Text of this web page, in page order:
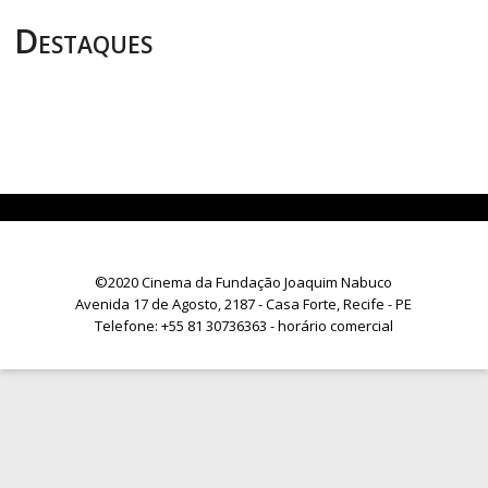
Destaques
©2020 Cinema da Fundação Joaquim Nabuco
Avenida 17 de Agosto, 2187 - Casa Forte, Recife - PE
Telefone: +55 81 30736363 - horário comercial